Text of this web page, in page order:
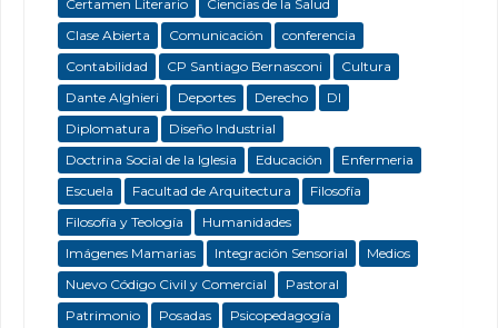
Certamen Literario
Ciencias de la Salud
Clase Abierta
Comunicación
conferencia
Contabilidad
CP Santiago Bernasconi
Cultura
Dante Alghieri
Deportes Derecho
DI
Diplomatura
Diseño Industrial
Doctrina Social de la Iglesia
Educación
Enfermeria
Escuela
Facultad de Arquitectura
Filosofía
Filosofía y Teología
Humanidades
Imágenes Mamarias
Integración Sensorial
Medios
Nuevo Código Civil y Comercial
Pastoral
Patrimonio
Posadas
Psicopedagogía